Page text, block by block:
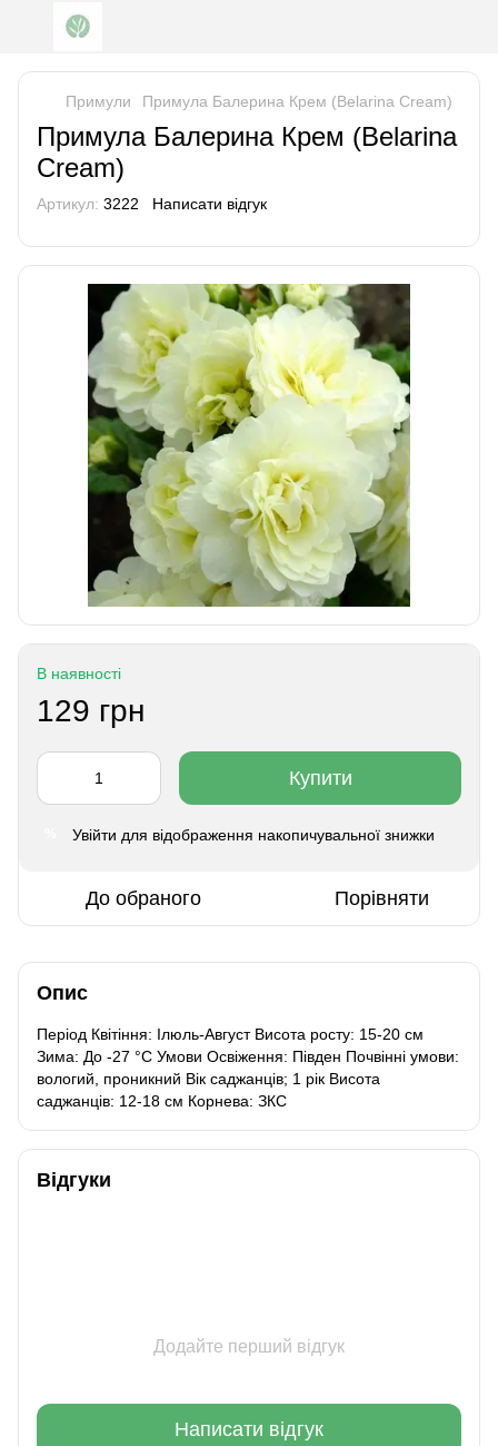
Примули Примула Балерина Крем (Belarina Cream)
Примула Балерина Крем (Belarina
Cream)
Артикул: 3222 Написати відгук
В наявності
129 грн
Купити
Увійти для відображення накопичувальної знижки
До обраного Порівняти
Опис
Період Квітіння: Ілюль-Август Висота росту: 15-20 см
Зима: До -27 °C Умови Освіження: Півден Почвінні умови:
вологий, проникний Вік саджанців; 1 рік Висота
саджанців: 12-18 см Корнева: ЗКС
Відгуки
Додайте перший відгук
Написати відгук